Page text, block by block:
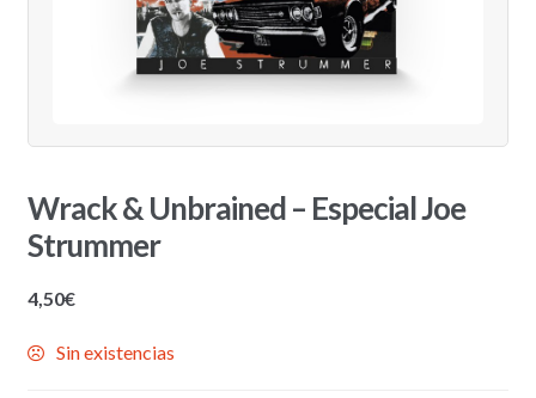
Wrack & Unbrained – Especial Joe
Strummer
4,50€
Sin existencias